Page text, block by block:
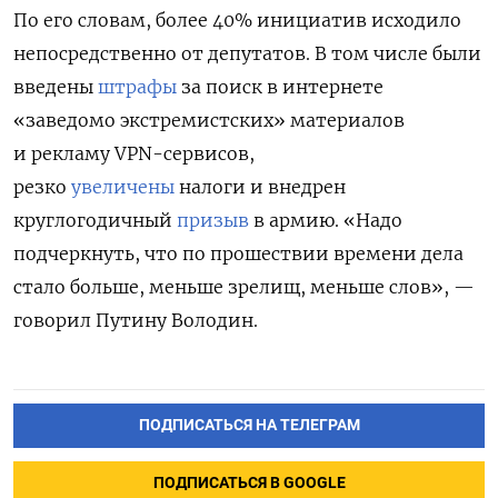
По его словам, более 40% инициатив исходило
непосредственно от депутатов. В том числе были
введены штрафы за поиск в интернете
«заведомо экстремистских» материалов
и рекламу VPN-сервисов,
резко увеличены налоги и внедрен
круглогодичный призыв в армию. «Надо
подчеркнуть, что по прошествии времени дела
стало больше, меньше зрелищ, меньше слов», —
говорил Путину Володин.
ПОДПИСАТЬСЯ НА ТЕЛЕГРАМ
ПОДПИСАТЬСЯ В GOOGLE